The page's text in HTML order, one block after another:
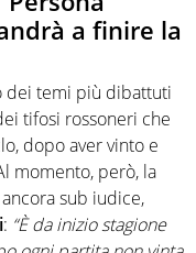
a finire la
dei temi più dibattuti
tifosi rossoneri che
dopo aver vinto e
momento, però, la
sub iudice,
: “È da inizio stagione